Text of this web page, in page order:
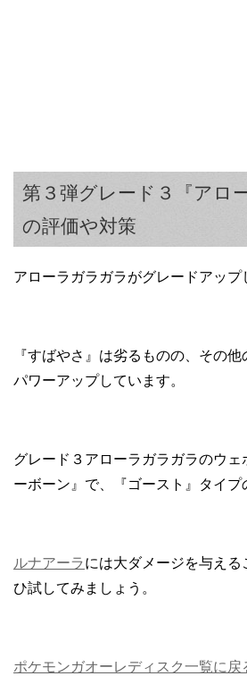
第３弾グレード３『アロ
の評価や対策
アローラガラガラがグレードアップ
『すばやさ』は劣るものの、その
パワーアップしています。
グレード３アローラガラガラのウェ
ーボーン』で、『ゴースト』タイプ
ルナアーラには大ダメージを与え
ひ試してみましょう。
ポケモンガオーレディスク一覧に戻